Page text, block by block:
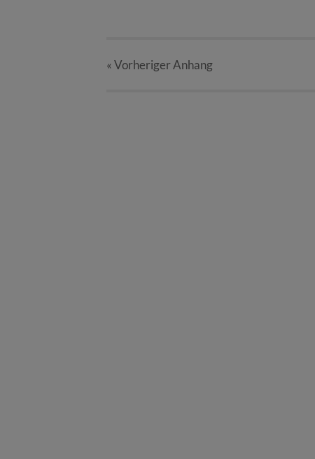
« VorherigerAnhang